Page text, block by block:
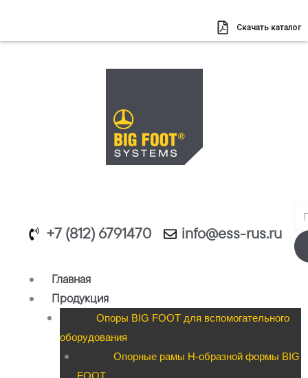
содержимому
Скачать каталог
+7 (812) 6791470 info@ess-rus.ru
Главная
Продукция
Опоры BIG FOOT для вспомогательного
оборудования
Опорные рамы H-образной формы BIG
FOOT